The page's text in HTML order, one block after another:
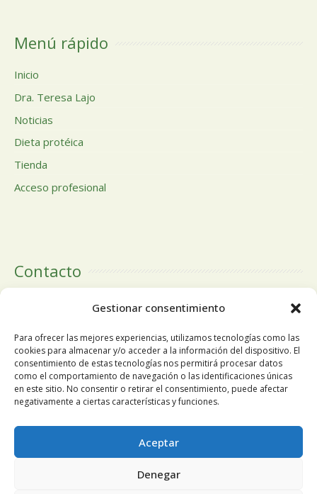
Gestionar consentimiento
Para ofrecer las mejores experiencias, utilizamos tecnologías como las
cookies para almacenar y/o acceder a la información del dispositivo. El
consentimiento de estas tecnologías nos permitirá procesar datos
como el comportamiento de navegación o las identificaciones únicas
en este sitio. No consentir o retirar el consentimiento, puede afectar
negativamente a ciertas características y funciones.
Aceptar
Denegar
Menú rápido
Inicio
Dra. Teresa Lajo
Noticias
Dieta protéica
Tienda
Acceso profesional
Contacto
Calle Doctor Calero, 19 Centro Comercial El Tutti 1ª Planta,
Tlfn: +34 91 196 19 63
pedidosnuosalud@gmail.com
nuestros servicios y mostrarle publicidad relacionada con sus
preferencias mediante el análisis de sus hábitos de